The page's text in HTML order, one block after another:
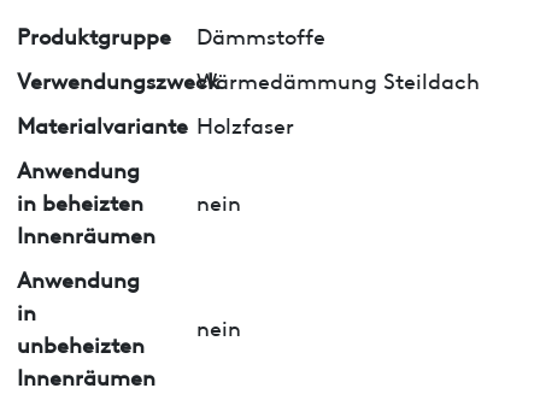
Produktgruppe
Dämmstoffe
VerwendungszweckWärmedämmung Steildach
Materialvariante Holzfaser
Anwendung
in beheizten
Innenräumen
nein
Anwendung
in
unbeheizten
Innenräumen
nein